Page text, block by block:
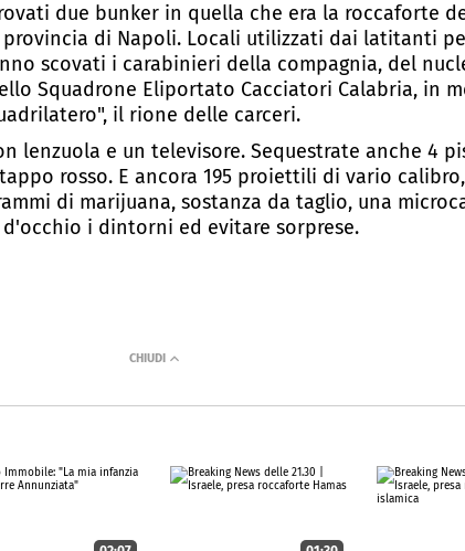
due bunker in quella che era la roccaforte
provincia di Napoli. Locali utilizzati dai latitanti
scovati i carabinieri della compagnia, del
Squadrone Eliportato Cacciatori Calabria, in
il rione delle carceri.
lenzuola e un televisore. Sequestrate anche 4
rosso. E ancora 195 proiettili di vario
di marijuana, sostanza da taglio, una
d'occhio i dintorni ed evitare sorprese.